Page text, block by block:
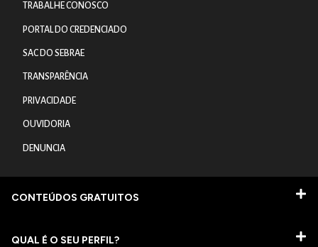
TRABALHE CONOSCO
PORTAL DO CREDENCIADO
SAC DO SEBRAE
TRANSPARÊNCIA
PRIVACIDADE
OUVIDORIA
DENUNCIA
CONTEÚDOS GRATUITOS
QUAL É O SEU PERFIL?